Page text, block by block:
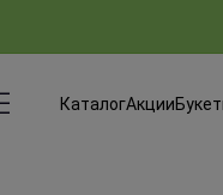
КаталогАкции